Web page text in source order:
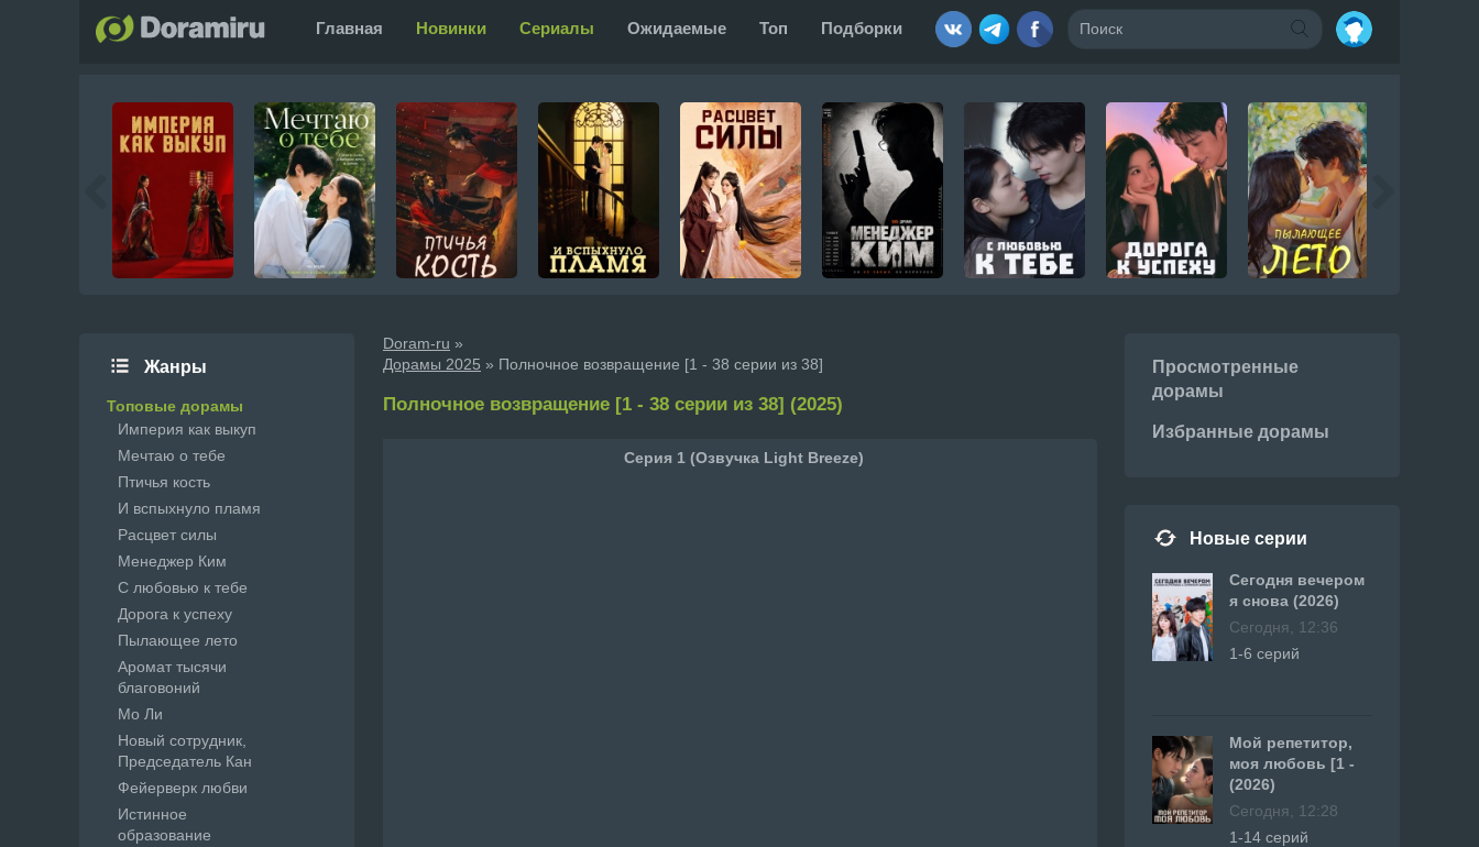
Главная Новинки Сериалы Ожидаемые Топ Подборки
Doram-ru »
Дорамы 2025 » Полночное возвращение [1 - 38 серии из 38]
Полночное возвращение [1 - 38 серии из 38] (2025)
Серия 1 (Озвучка Light Breeze)
Жанры
Топовые дорамы
Империя как выкуп
Мечтаю о тебе
Птичья кость
И вспыхнуло пламя
Расцвет силы
Менеджер Ким
С любовью к тебе
Дорога к успеху
Пылающее лето
Аромат тысячи
благовоний
Мо Ли
Новый сотрудник,
Председатель Кан
Фейерверк любви
Истинное
образование
Просмотренные
дорамы
Избранные дорамы
Новые серии
Сегодня вечером
я снова (2026)
Сегодня, 12:36
1-6 серий
Мой репетитор,
моя любовь [1 -
(2026)
Сегодня, 12:28
1-14 серий